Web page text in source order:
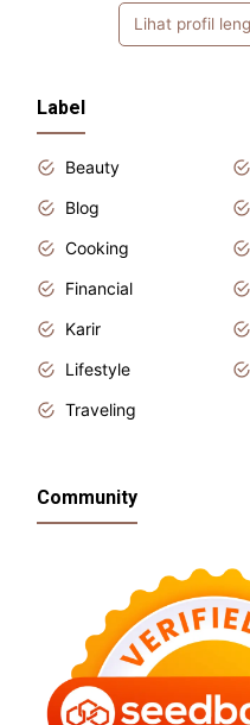
Lihat profil
Label
Beauty
Blog
Cooking
Financial
Karir
Lifestyle
Traveling
Community